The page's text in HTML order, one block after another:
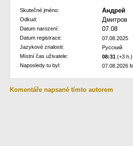
Skutečné jméno: Андрей
Odkud: Дмитров
Datum narození: 07.08
Datum registrace:
07.08.2025
Jazykové znalosti:
Русский
Místní čas uživatele:
08:31 (+3 h.)
Naposledy tu byl:
07.08.2026
Komentáře napsané tímto autorem